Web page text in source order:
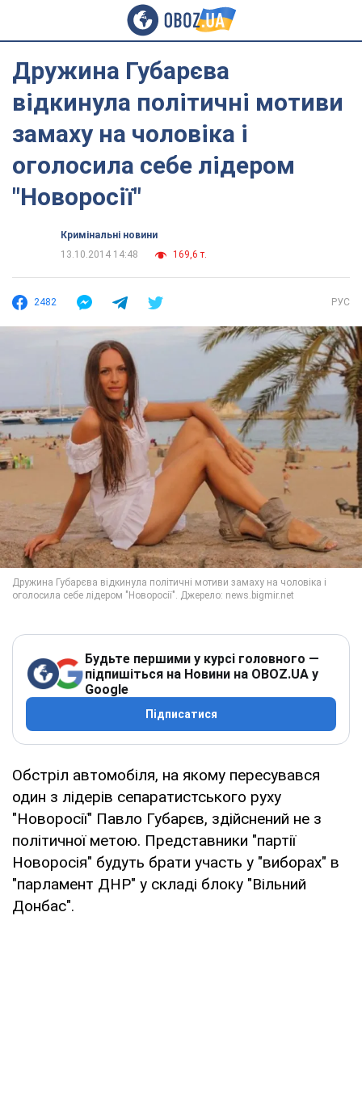
Дружина Губарєва
відкинула політичні мотиви
замаху на чоловіка і
оголосила себе лідером
"Новоросії"
Кримінальні новини
13.10.2014 14:48
169,6 т.
2482 РУС
Будьте першими у курсі головного —
підпишіться на Новини на OBOZ.UA у
Google
Підписатися
Обстріл автомобіля, на якому пересувався
один з лідерів сепаратистського руху
"Новоросії" Павло Губарєв, здійснений не з
політичної метою. Представники "партії
Новоросія" будуть брати участь у "виборах" в
"парламент ДНР" у складі блоку "Вільний
Донбас".